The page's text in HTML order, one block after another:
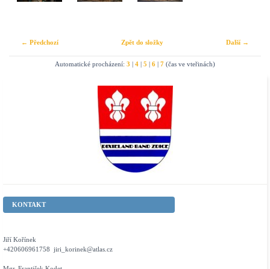
← Předchozí Další →
Zpět do složky
Automatické procházení: 3 | 4 | 5 | 6 | 7 (čas ve vteřinách)
KONTAKT
Jiří Kořínek
+420606961758 jiri_korinek@atlas.cz